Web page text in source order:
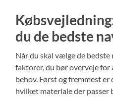
du de bedste
Når du skal vælge de bedste
faktorer, du bør overveje for
behov. Først og fremmest
hvilket materiale der passer